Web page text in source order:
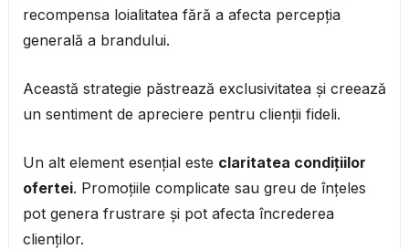
recompensa loialitatea fără a afecta percepția
generală a brandului.
Această strategie păstrează exclusivitatea și creează
un sentiment de apreciere pentru clienții fideli.
Un alt element esențial este claritatea condițiilor
ofertei. Promoțiile complicate sau greu de înțeles
pot genera frustrare și pot afecta încrederea
clienților.